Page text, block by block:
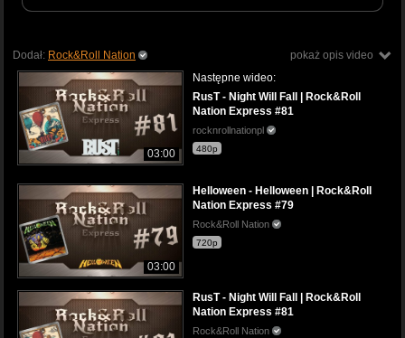
pokaż opis video
Dodał: Rock&Roll Nation
03:00
Następne wideo:
RusT - Night Will Fall | Rock&Roll
Nation Express #81
rocknrollnationpl
480p
03:00
Helloween - Helloween | Rock&Roll
Nation Express #79
Rock&Roll Nation
720p
RusT - Night Will Fall | Rock&Roll
Nation Express #81
Rock&Roll Nation